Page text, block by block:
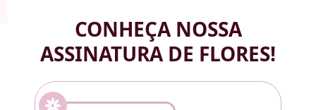
CONHEÇA NOSSA
ASSINATURA DE FLORES!